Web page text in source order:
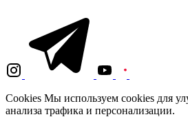
Cookies Мы используем cookies для
анализа трафика и персонализации.